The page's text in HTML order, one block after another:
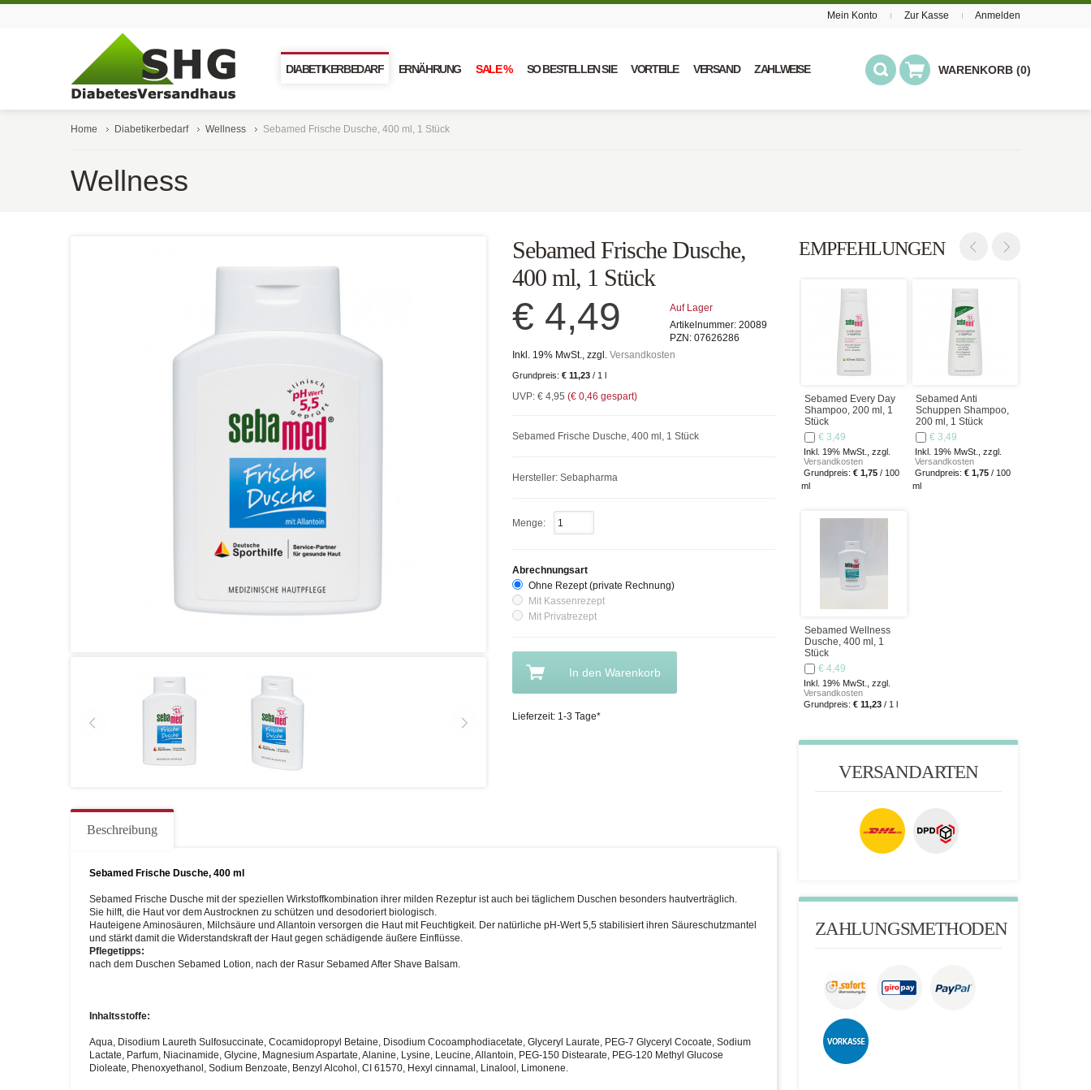
Mein Konto Zur Kasse Anmelden
DIABETIKERBEDARF ERNÄHRUNG SALE % SO BESTELLEN SIE VORTEILE VERSAND ZAHLWEISE WARENKORB (0)
Home Diabetikerbedarf Wellness Sebamed Frische Dusche, 400 ml, 1 Stück
Wellness
EMPFEHLUNGEN
Sebamed Every Day
Shampoo, 200 ml, 1
Stück
€ 3,49
Inkl. 19% MwSt., zzgl.
Versandkosten
Grundpreis: € 1,75 / 100
ml
Sebamed Anti
Schuppen Shampoo,
200 ml, 1 Stück
€ 3,49
Inkl. 19% MwSt., zzgl.
Versandkosten
Grundpreis: € 1,75 / 100
ml
Sebamed Wellness
Dusche, 400 ml, 1
Stück
€ 4,49
Inkl. 19% MwSt., zzgl.
Versandkosten
Grundpreis: € 11,23 / 1 l
VERSANDARTEN
ZAHLUNGSMETHODEN
Sebamed Frische Dusche,
400 ml, 1 Stück
€ 4,49
Inkl. 19% MwSt., zzgl. Versandkosten
Grundpreis: € 11,23 / 1 l
Auf Lager
Artikelnummer:20089
PZN:07626286
UVP: € 4,95 (€ 0,46 gespart)
Sebamed Frische Dusche, 400 ml, 1 Stück
Hersteller: Sebapharma
Menge:
Abrechnungsart
Ohne Rezept (private Rechnung)
Mit Kassenrezept
Mit Privatrezept
In den Warenkorb
Lieferzeit: 1-3 Tage*
Beschreibung
Sebamed Frische Dusche, 400 ml
Sebamed Frische Dusche mit der speziellen Wirkstoffkombination ihrer milden Rezeptur ist auch bei täglichem Duschen besonders hautverträglich.
Sie hilft, die Haut vor dem Austrocknen zu schützen und desodoriert biologisch.
Hauteigene Aminosäuren, Milchsäure und Allantoin versorgen die Haut mit Feuchtigkeit. Der natürliche pH-Wert 5,5 stabilisiert ihren Säureschutzmantel
und stärkt damit die Widerstandskraft der Haut gegen schädigende äußere Einflüsse.
Pflegetipps:
nach dem Duschen Sebamed Lotion, nach der Rasur Sebamed After Shave Balsam.
Inhaltsstoffe:
Aqua, Disodium Laureth Sulfosuccinate, Cocamidopropyl Betaine, Disodium Cocoamphodiacetate, Glyceryl Laurate, PEG-7 Glyceryl Cocoate, Sodium
Lactate, Parfum, Niacinamide, Glycine, Magnesium Aspartate, Alanine, Lysine, Leucine, Allantoin, PEG-150 Distearate, PEG-120 Methyl Glucose
Dioleate, Phenoxyethanol, Sodium Benzoate, Benzyl Alcohol, CI 61570, Hexyl cinnamal, Linalool, Limonene.